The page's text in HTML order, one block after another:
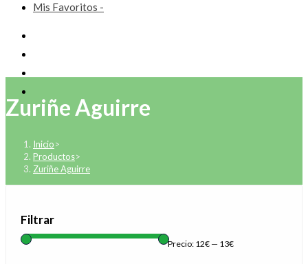
Mis Favoritos -
Zuriñe Aguirre
Inicio>
Productos>
Zuriñe Aguirre
Filtrar
Precio: 12€ — 13€